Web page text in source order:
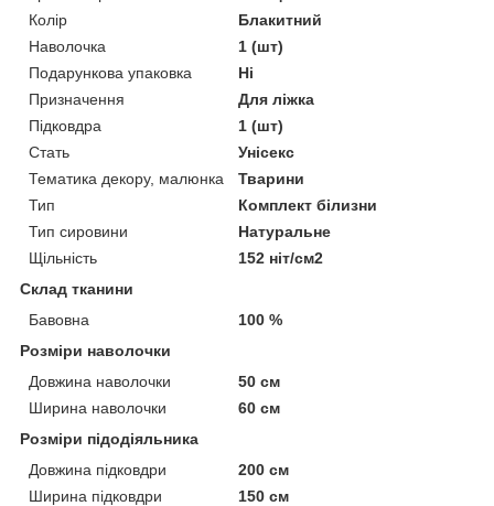
Колір
Блакитний
Наволочка
1 (шт)
Подарункова упаковка
Ні
Призначення
Для ліжка
Підковдра
1 (шт)
Стать
Унісекс
Тематика декору, малюнка
Тварини
Тип
Комплект білизни
Тип сировини
Натуральне
Щільність
152 ніт/см2
Склад тканини
Бавовна
100 %
Розміри наволочки
Довжина наволочки
50 см
Ширина наволочки
60 см
Розміри підодіяльника
Довжина підковдри
200 см
Ширина підковдри
150 см